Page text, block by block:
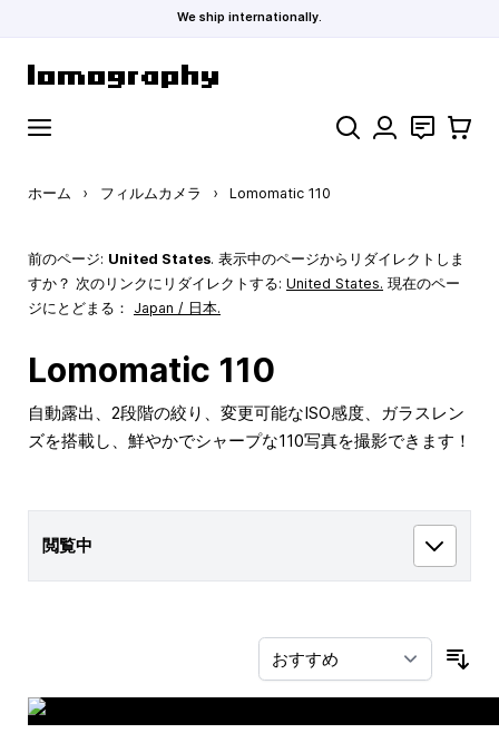
We ship internationally.
検索 お問い合わ
カート
ホーム › フィルムカメラ › Lomomatic 110
前のページ: United States. 表示中のページからリダイレクトしま
すか？ 次のリンクにリダイレクトする: United States. 現在のペー
ジにとどまる： Japan / 日本.
Lomomatic 110
自動露出、2段階の絞り、変更可能なISO感度、ガラスレン
ズを搭載し、鮮やかでシャープな110写真を撮影できます！
閲覧中